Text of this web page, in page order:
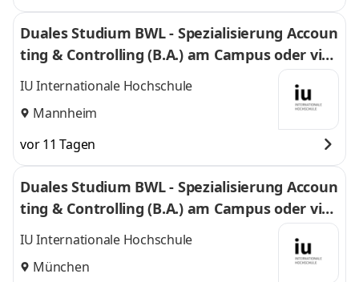
Duales Studium BWL - Spezialisierung Accoun
ting & Controlling (B.A.) am Campus oder virt
uell
IU Internationale Hochschule
Mannheim
vor 11 Tagen
Duales Studium BWL - Spezialisierung Accoun
ting & Controlling (B.A.) am Campus oder virt
uell
IU Internationale Hochschule
München